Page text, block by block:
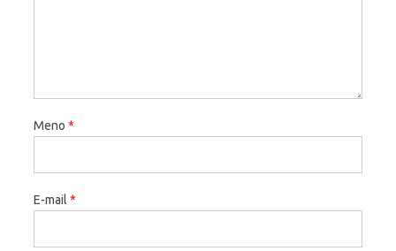
Meno *
E-mail *